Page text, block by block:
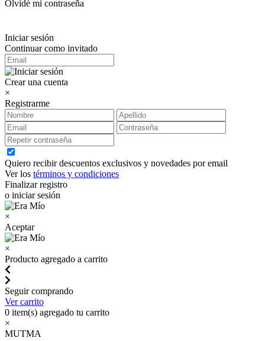
Olvidé mi contraseña
Iniciar sesión
Continuar como invitado
Crear una cuenta
×
Registrarme
Quiero recibir descuentos exclusivos y novedades por email
Ver los términos y condiciones
Finalizar registro
o iniciar sesión
×
Aceptar
×
Producto agregado a carrito
Seguir comprando
Ver carrito
0 item(s) agregado tu carrito
×
MUTMA